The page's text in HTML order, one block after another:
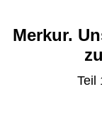
Merkur.
Teil